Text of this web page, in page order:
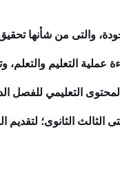
والتى من شأنها
عملية التعليم
التعليمي للفصل
الثالث الثانوى؛